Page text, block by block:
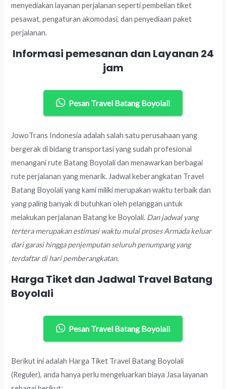
menyediakan layanan perjalanan seperti pembelian tiket
pesawat, pengaturan akomodasi, dan penyediaan paket
perjalanan.
Informasi pemesanan dan Layanan 24
jam
Pesan Travel Batang Boyolali
JowoTrans Indonesia adalah salah satu perusahaan yang
bergerak di bidang transportasi yang sudah profesional
menangani rute Batang Boyolali dan menawarkan berbagai
rute perjalanan yang menarik. Jadwal keberangkatan Travel
Batang Boyolali yang kami miliki merupakan waktu terbaik dan
yang paling banyak di butuhkan oleh pelanggan untuk
melakukan perjalanan Batang ke Boyolali. Dan jadwal yang
tertera merupakan estimasi waktu mulai proses Armada keluar
dari garasi hingga penjemputan seluruh penumpang yang
terdaftar di hari pemberangkatan.
Harga Tiket dan Jadwal Travel Batang
Boyolali
Pesan Travel Batang Boyolali
Berikut ini adalah Harga Tiket Travel Batang Boyolali
(Reguler), anda hanya perlu mengeluarkan biaya Jasa layanan